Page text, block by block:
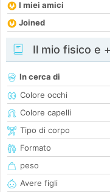
I miei amici
Joined
Il mio fisico e +
In cerca di
Colore occhi
Colore capelli
Tipo di corpo
Formato
peso
Avere figli